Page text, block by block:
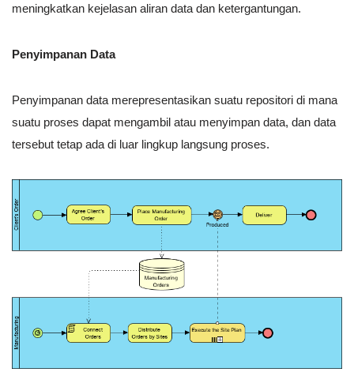
meningkatkan kejelasan aliran data dan ketergantungan.
Penyimpanan Data
Penyimpanan data merepresentasikan suatu repositori di mana
suatu proses dapat mengambil atau menyimpan data, dan data
tersebut tetap ada di luar lingkup langsung proses.